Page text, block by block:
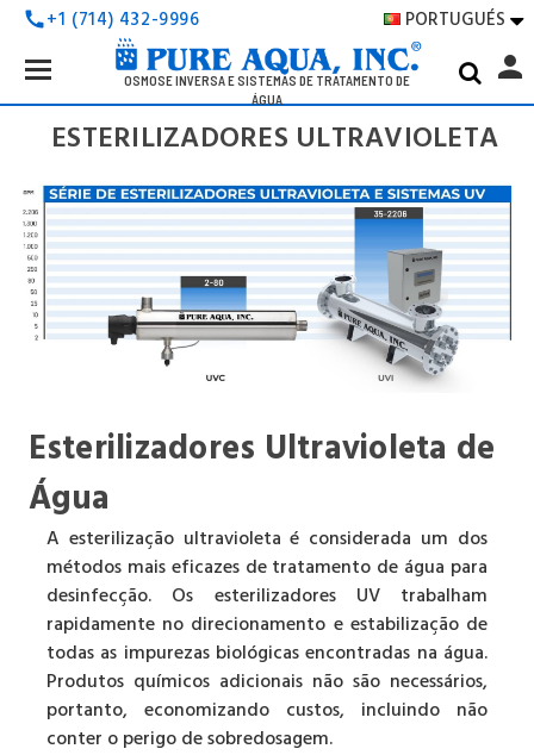
call+1 (714) 432-9996 PORTUGUÉS 
OSMOSE INVERSA E SISTEMAS DE TRATAMENTO DE
ÁGUA
Search
Keyword:
person
ESTERILIZADORES ULTRAVIOLETA
Esterilizadores Ultravioleta de
Água
A esterilização ultravioleta é considerada um dos
métodos mais eficazes de tratamento de água para
desinfecção. Os esterilizadores UV trabalham
rapidamente no direcionamento e estabilização de
todas as impurezas biológicas encontradas na água.
Produtos químicos adicionais não são necessários,
portanto, economizando custos, incluindo não
conter o perigo de sobredosagem.